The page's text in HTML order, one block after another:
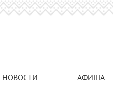
НОВОСТИ АФИША